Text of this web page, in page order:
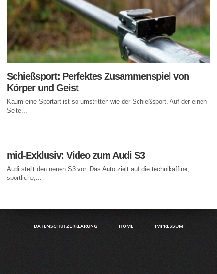
Schießsport: Perfektes Zusammenspiel von
Körper und Geist
Kaum eine Sportart ist so umstritten wie der Schießsport. Auf der einen
Seite...
mid-Exklusiv: Video zum Audi S3
Audi stellt den neuen S3 vor. Das Auto zielt auf die technikaffine,
sportliche,...
DATENSCHUTZERKLÄRUNG HOME IMPRESSUM